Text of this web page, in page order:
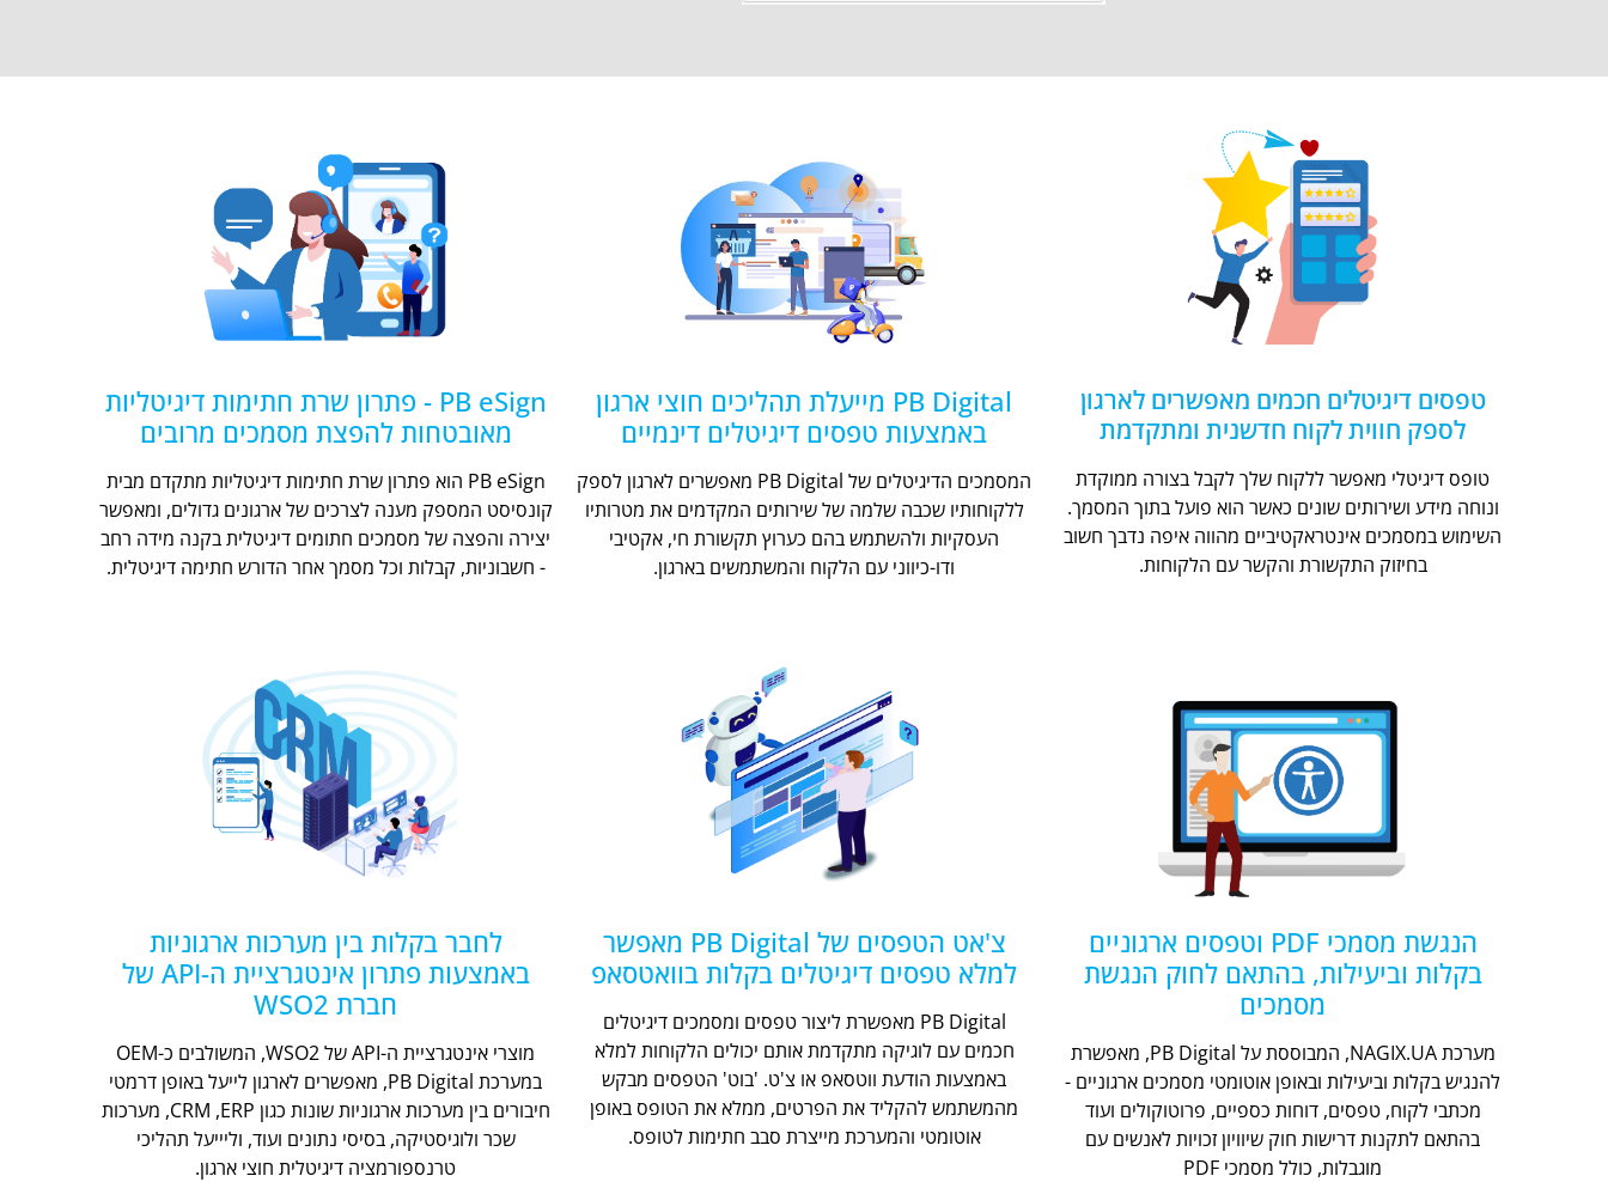
טפסים דיגיטלים חכמים מאפשרים לארגון
לספק חווית לקוח חדשנית ומתקדמת
טופס דיגיטלי מאפשר ללקוח שלך לקבל בצורה ממוקדת
ונוחה מידע ושירותים שונים כאשר הוא פועל בתוך המסמך.
השימוש במסמכים אינטראקטיביים מהווה איפה נדבך חשוב
בחיזוק התקשורת והקשר עם הלקוחות.
PB Digital מייעלת תהליכים חוצי ארגון
באמצעות טפסים דיגיטלים דינמיים
המסמכים הדיגיטלים של PB Digital מאפשרים לארגון לספק
ללקוחותיו שכבה שלמה של שירותים המקדמים את מטרותיו
העסקיות ולהשתמש בהם כערוץ תקשורת חי, אקטיבי
ודו-כיווני עם הלקוח והמשתמשים בארגון.
PB eSign - פתרון שרת חתימות דיגיטליות
מאובטחות להפצת מסמכים מרובים
PB eSign הוא פתרון שרת חתימות דיגיטליות מתקדם מבית
קונסיסט המספק מענה לצרכים של ארגונים גדולים, ומאפשר
יצירה והפצה של מסמכים חתומים דיגיטלית בקנה מידה רחב
- חשבוניות, קבלות וכל מסמך אחר הדורש חתימה דיגיטלית.
הנגשת מסמכי PDF וטפסים ארגוניים
בקלות וביעילות, בהתאם לחוק הנגשת
מסמכים
מערכת NAGIX.UA, המבוססת על PB Digital, מאפשרת
להנגיש בקלות וביעילות ובאופן אוטומטי מסמכים ארגוניים -
מכתבי לקוח, טפסים, דוחות כספיים, פרוטוקולים ועוד
בהתאם לתקנות דרישות חוק שיוויון זכויות לאנשים עם
מוגבלות, כולל מסמכי PDF
צ'אט הטפסים של PB Digital מאפשר
למלא טפסים דיגיטלים בקלות בוואטסאפ
PB Digital מאפשרת ליצור טפסים ומסמכים דיגיטלים
חכמים עם לוגיקה מתקדמת אותם יכולים הלקוחות למלא
באמצעות הודעת ווטסאפ או צ'ט. 'בוט' הטפסים מבקש
מהמשתמש להקליד את הפרטים, ממלא את הטופס באופן
אוטומטי והמערכת מייצרת סבב חתימות לטופס.
לחבר בקלות בין מערכות ארגוניות
באמצעות פתרון אינטגרציית ה-API של
חברת WSO2
מוצרי אינטגרציית ה-API של WSO2, המשולבים כ-OEM
במערכת PB Digital, מאפשרים לארגון לייעל באופן דרמטי
חיבורים בין מערכות ארגוניות שונות כגון CRM ,ERP, מערכות
שכר ולוגיסטיקה, בסיסי נתונים ועוד, וליייעל תהליכי
טרנספורמציה דיגיטלית חוצי ארגון.